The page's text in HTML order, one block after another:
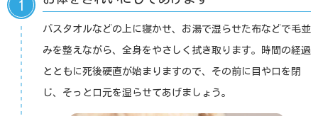
1
バスタオルなどの上に寝かせ、お湯で湿らせた布などで毛並
みを整えながら、全身をやさしく拭き取ります。時間の経過
とともに死後硬直が始まりますので、その前に目や口を閉
じ、そっと口元を湿らせてあげましょう。